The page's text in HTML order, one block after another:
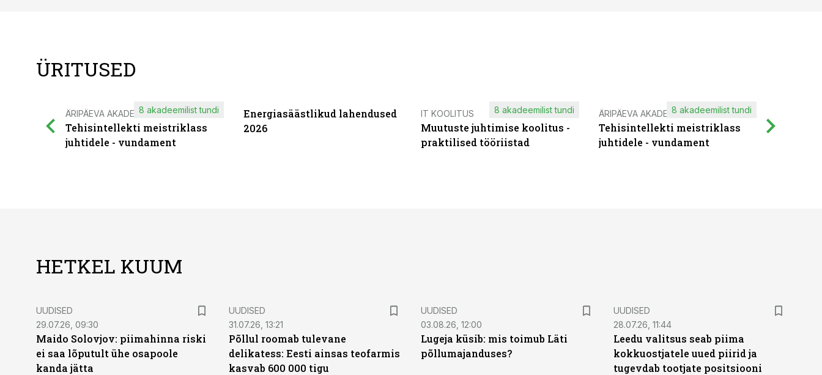
ÜRITUSED
ÄRIPÄEVA AKADEEMIA
Tehisintellekti meistriklass
juhtidele - vundament
8 akadeemilist tundi
Energiasäästlikud lahendused
2026
IT KOOLITUS
Muutuste juhtimise koolitus -
praktilised tööriistad
8 akadeemilist tundi ÄRIPÄEVA AKADEEMIA
Tehisintellekti meistriklass
juhtidele - vundament
8 akadeemilist tundi
HETKEL KUUM
UUDISED
29.07.26, 09:30
Maido Solovjov: piimahinna riski
ei saa lõputult ühe osapoole
kanda jätta
UUDISED
31.07.26, 13:21
Põllul roomab tulevane
delikatess: Eesti ainsas teofarmis
kasvab 600 000 tigu
UUDISED
03.08.26, 12:00
Lugeja küsib: mis toimub Läti
põllumajanduses?
UUDISED
28.07.26, 11:44
Leedu valitsus seab piima
kokkuostjatele uued piirid ja
tugevdab tootjate positsiooni